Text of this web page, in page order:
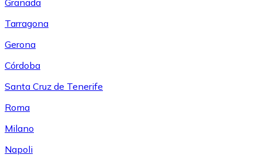
Granada
Tarragona
Gerona
Córdoba
Santa Cruz de Tenerife
Roma
Milano
Napoli